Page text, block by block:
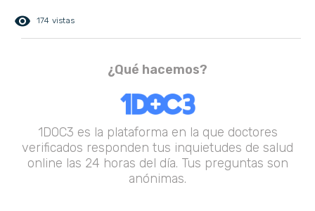
remove_red_eye 174 vistas
¿Qué hacemos?
1DOC3 es la plataforma en la que doctores
verificados responden tus inquietudes de salud
online las 24 horas del día. Tus preguntas son
anónimas.